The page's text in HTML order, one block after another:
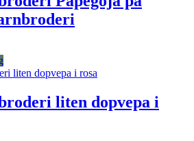
liten dopvepa i